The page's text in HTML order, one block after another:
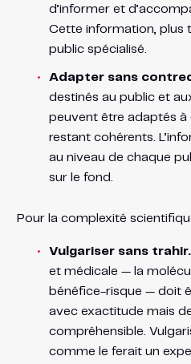
d’informer et
Cette information, plus
public spécialisé.
Adapter sans
destinés au public et
peuvent être adaptés à
restant cohérents.
au niveau de chaque
sur le fond.
Pour la complexité
Vulgariser sans trahir.
et médicale — la
bénéfice-risque — doit
avec exactitude mais
compréhensible.
comme le ferait un